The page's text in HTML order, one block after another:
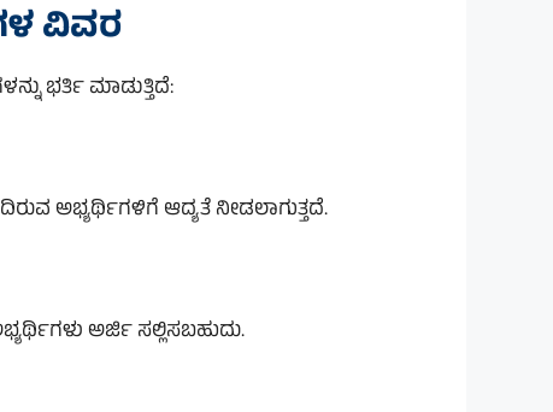
ವಿವರ
ಭರ್ತಿ ಮಾಡುತ್ತಿದೆ:
ಅಭ್ಯರ್ಥಿಗಳಿಗೆ ಆದ್ಯತೆ ನೀಡಲಾಗುತ್ತದೆ.
ಅರ್ಜಿ ಸಲ್ಲಿಸಬಹುದು.